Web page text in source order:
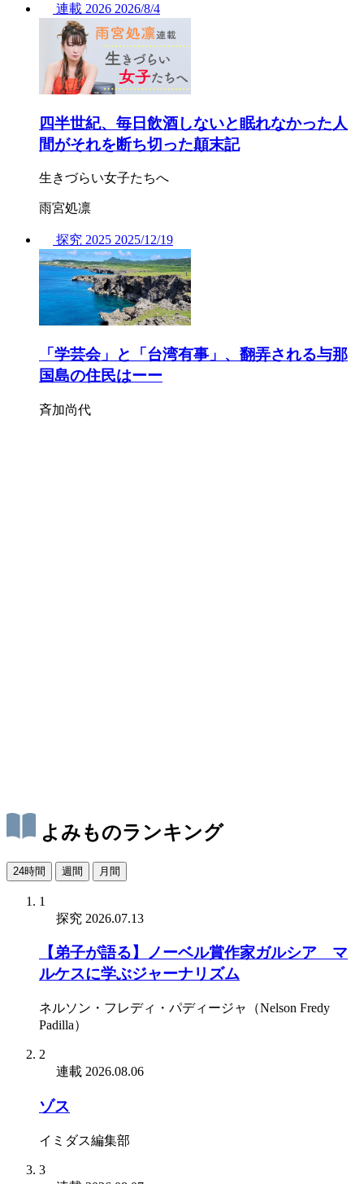
連載 2026 2026/8/4
四半世紀、毎日飲酒しないと眠れなかった人
間がそれを断ち切った顛末記
生きづらい女子たちへ
雨宮処凛
探究 2025 2025/12/19
「学芸会」と「台湾有事」、翻弄される与那
国島の住民はーー
斉加尚代
よみものランキング
24時間 週間 月間
1
探究 2026.07.13
【弟子が語る】ノーベル賞作家ガルシア゠マ
ルケスに学ぶジャーナリズム
ネルソン・フレディ・パディージャ（Nelson Fredy
Padilla）
2
連載 2026.08.06
ゾス
イミダス編集部
3